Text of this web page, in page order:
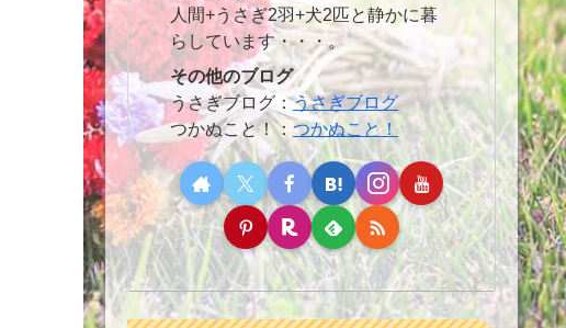
人間+うさぎ2羽+犬2匹と静かに暮
らしています・・・。
その他のブログ
うさぎブログ：うさぎブログ
つかぬこと！： つかぬこと！